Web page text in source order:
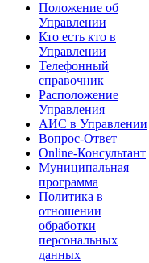
Положение об
Управлении
Кто есть кто в
Управлении
Телефонный
справочник
Расположение
Управления
АИС в Управлении
Вопрос-Ответ
Online-Консультант
Муниципальная
программа
Политика в
отношении
обработки
персональных
данных